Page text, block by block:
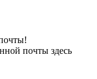
почты здесь